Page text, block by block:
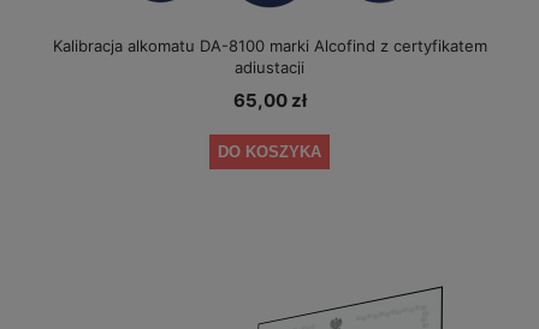
Kalibracja alkomatu DA-8100 marki Alcofind z certyfikatem
adiustacji
65,00 zł
DO KOSZYKA